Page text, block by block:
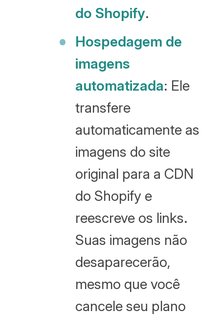
do Shopify.
Hospedagem de
imagens
automatizada: Ele
transfere
automaticamente as
imagens do site
original para a CDN
do Shopify e
reescreve os links.
Suas imagens não
desaparecerão,
mesmo que você
cancele seu plano